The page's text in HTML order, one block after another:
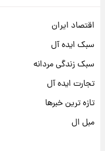
اقتصاد ایران
سبک ایده آل
سبک زندگی مردانه
تجارت ایده آل
تازه ترین خبرها
مبل ال